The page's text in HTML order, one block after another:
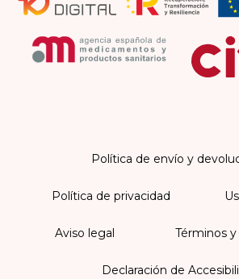
Política de envío y
Política de privacidad
Aviso legal Términos
Declaración de